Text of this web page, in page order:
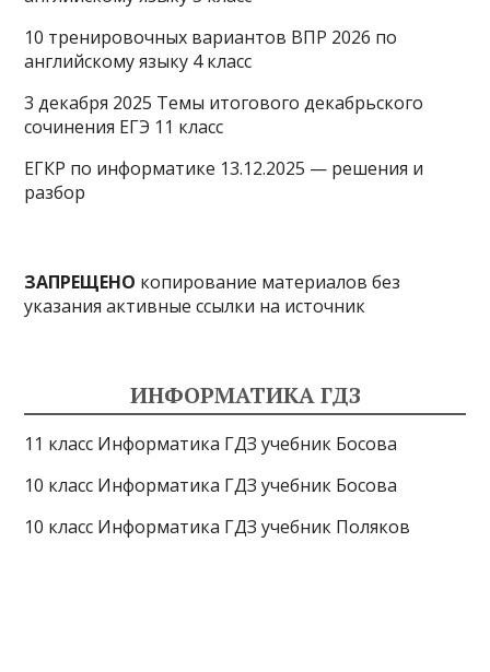
10 тренировочных вариантов ВПР 2026 по
английскому языку 4 класс
3 декабря 2025 Темы итогового декабрьского
сочинения ЕГЭ 11 класс
ЕГКР по информатике 13.12.2025 — решения и
разбор
ЗАПРЕЩЕНО копирование материалов без
указания активные ссылки на источник
ИНФОРМАТИКА ГДЗ
11 класс Информатика ГДЗ учебник Босова
10 класс Информатика ГДЗ учебник Босова
10 класс Информатика ГДЗ учебник Поляков